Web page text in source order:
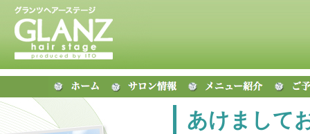
あけまして